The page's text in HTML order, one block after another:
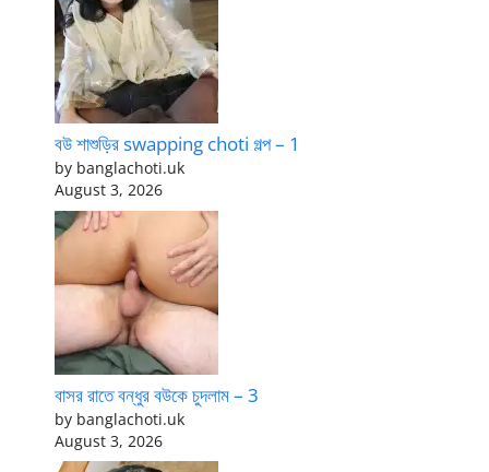
বউ শাশুড়ির swapping choti গল্প – 1
by banglachoti.uk
August 3, 2026
বাসর রাতে বন্ধুর বউকে চুদলাম – 3
by banglachoti.uk
August 3, 2026